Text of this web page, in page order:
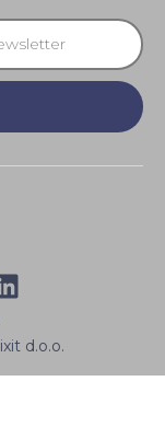
d.o.o.